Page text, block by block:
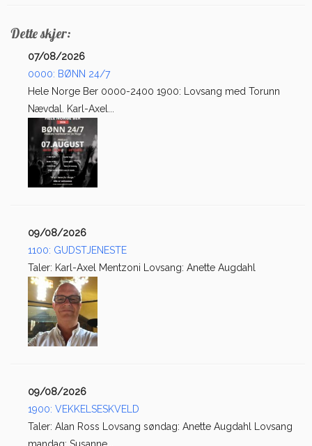
Dette skjer:
07/08/2026
0000: BØNN 24/7
Hele Norge Ber 0000-2400 1900: Lovsang med Torunn
Nævdal. Karl-Axel...
09/08/2026
1100: GUDSTJENESTE
Taler: Karl-Axel Mentzoni Lovsang: Anette Augdahl
09/08/2026
1900: VEKKELSESKVELD
Taler: Alan Ross Lovsang søndag: Anette Augdahl Lovsang